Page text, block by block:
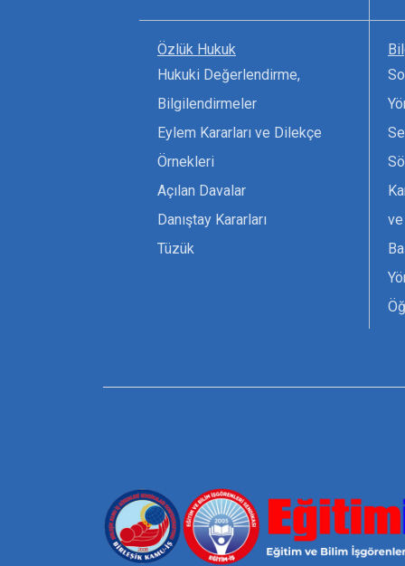
Özlük Hukuk
Hukuki Değerlendirme,
Bilgilendirmeler
Eylem Kararları ve Dilekçe
Örnekleri
Açılan Davalar
Danıştay Kararları
Tüzük